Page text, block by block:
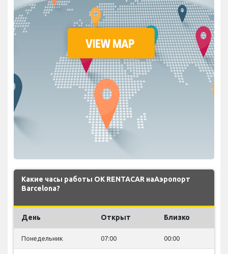
Какие часы работы OK RENTACAR наАэропорт
Barcelona?
День Открыт Близко
Понедельник 07:00 00:00